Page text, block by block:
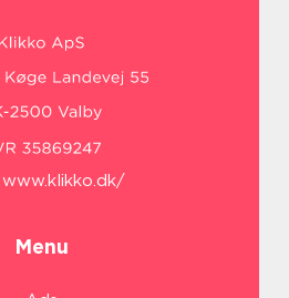
www.klikko.dk/
Menu